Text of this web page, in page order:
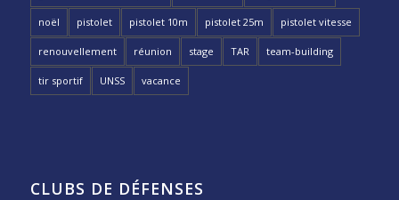
noël pistolet pistolet 10m pistolet 25m pistolet vitesse
renouvellement réunion stage TAR team-building
tir sportif UNSS vacance
CLUBS DE DÉFENSES